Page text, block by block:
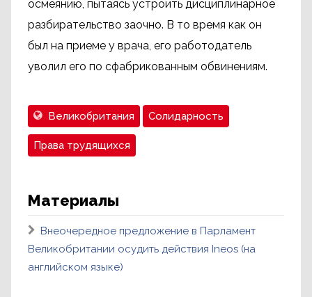
осмеянию, пытаясь устроить дисциплинарное
разбирательство заочно. В то время как он
был на приеме у врача, его работодатель
уволил его по сфабрикованным обвинениям.
Великобритания Солидарность
Права трудящихся
Материалы
Внеочередное предложение в Парламент
Великобритании осудить действия Ineos (на
английском языке)